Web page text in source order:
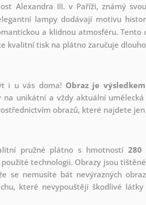
Alexandra III. v Paříži, známý
lampy dodávají motivu
a klidnou atmosféru. Tento
kvalitní tisk na plátno zaručuje
i u vás doma! Obraz je
na unikátní a vždy aktuální
obrazů, které najdete jen
pružné plátno s hmotností 280
technologii. Obrazy jsou
se nemusíte bát nevýrazných
které nevypouštějí škodlivé